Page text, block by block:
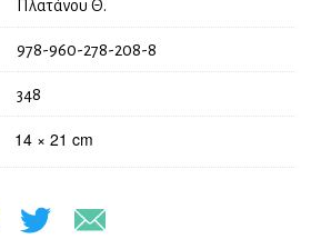
14 × 21 cm
Πλατάνου Θ.
978-960-278-208-8
348